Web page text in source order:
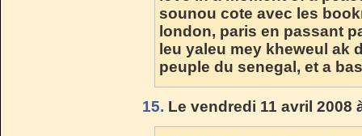
sounou cote avec les
london, paris en passant
leu yaleu mey kheweul ak
peuple du senegal, et a
15. Le vendredi 11 avril 2008